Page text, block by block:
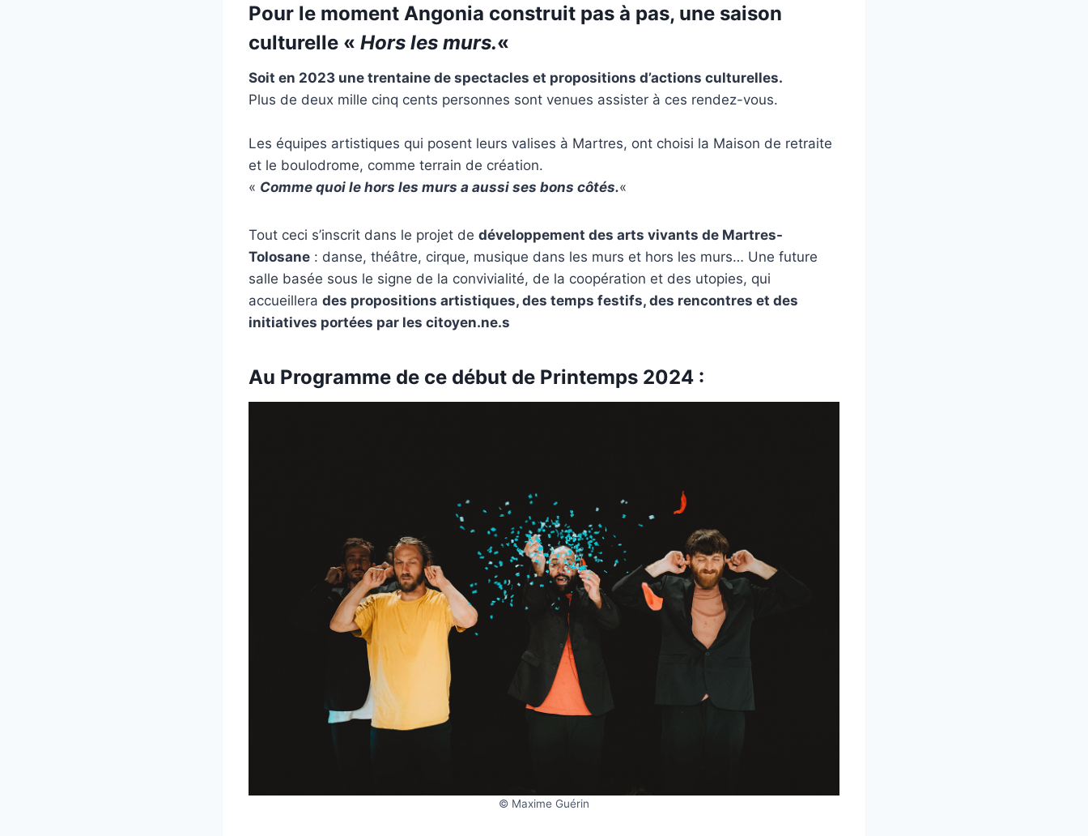
Pour le moment Angonia construit pas à pas, une saison
culturelle « Hors les murs.«
Soit en 2023 une trentaine de spectacles et propositions d’actions culturelles.
Plus de deux mille cinq cents personnes sont venues assister à ces rendez-vous.
Les équipes artistiques qui posent leurs valises à Martres, ont choisi la Maison de retraite
et le boulodrome, comme terrain de création.
« Comme quoi le hors les murs a aussi ses bons côtés.«
Tout ceci s’inscrit dans le projet de développement des arts vivants de Martres-
Tolosane : danse, théâtre, cirque, musique dans les murs et hors les murs… Une future
salle basée sous le signe de la convivialité, de la coopération et des utopies, qui
accueillera des propositions artistiques, des temps festifs, des rencontres et des
initiatives portées par les citoyen.ne.s
Au Programme de ce début de Printemps 2024 :
© Maxime Guérin